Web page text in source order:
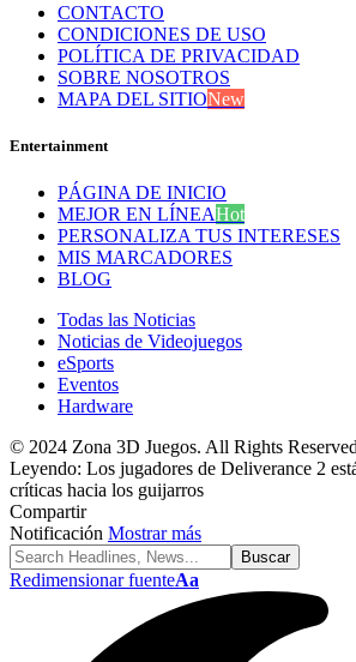
CONTACTO
CONDICIONES DE USO
POLÍTICA DE PRIVACIDAD
SOBRE NOSOTROS
MAPA DEL SITIONew
Entertainment
PÁGINA DE INICIO
MEJOR EN LÍNEAHot
PERSONALIZA TUS INTERESES
MIS MARCADORES
BLOG
Todas las Noticias
Noticias de Videojuegos
eSports
Eventos
Hardware
© 2024 Zona 3D Juegos. All Rights
Leyendo: Los jugadores de Deliverance 2
críticas hacia los guijarros
Compartir
Notificación Mostrar más
Redimensionar fuenteAa